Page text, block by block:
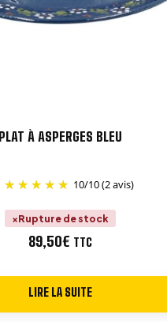
PLAT À ASPERGES BLEU
10/10(2 avis)
Rupture de stock
89,50€ TTC
LIRE LA SUITE